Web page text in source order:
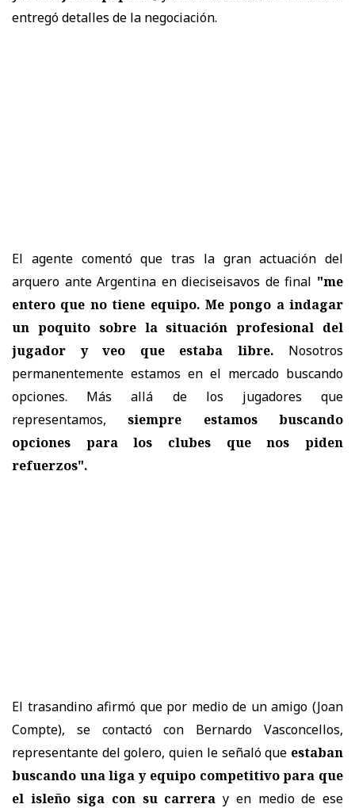
entregó detalles de la negociación.
El agente comentó que tras la gran actuación del
arquero ante Argentina en dieciseisavos de final "me
entero que no tiene equipo. Me pongo a indagar
un poquito sobre la situación profesional del
jugador y veo que estaba libre. Nosotros
permanentemente estamos en el mercado buscando
opciones. Más allá de los jugadores que
representamos,siempre estamos buscando
opciones para los clubes que nos piden
refuerzos".
El trasandino afirmó que por medio de un amigo (Joan
Compte), se contactó con Bernardo Vasconcellos,
representante del golero, quien le señaló que estaban
buscando una liga y equipo competitivo para que
el isleño siga con su carrera y en medio de ese